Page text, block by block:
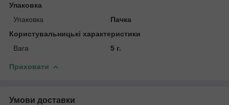
Упаковка
Упаковка
Пачка
Користувальницькі характеристики
Вага
5 г.
Приховати
Умови доставки